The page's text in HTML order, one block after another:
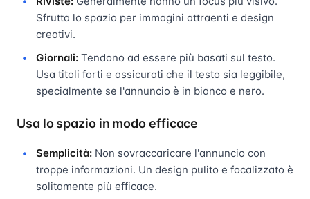
Sfrutta lo spazio per immagini attraenti e design
creativi.
Giornali: Tendono ad essere più basati sul testo.
Usa titoli forti e assicurati che il testo sia leggibile,
specialmente se l'annuncio è in bianco e nero.
Usa lo spazio in modo efficace
Semplicità: Non sovraccaricare l'annuncio con
troppe informazioni. Un design pulito e focalizzato è
solitamente più efficace.